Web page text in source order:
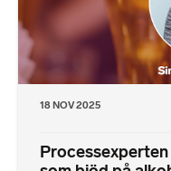
18 NOV 2025